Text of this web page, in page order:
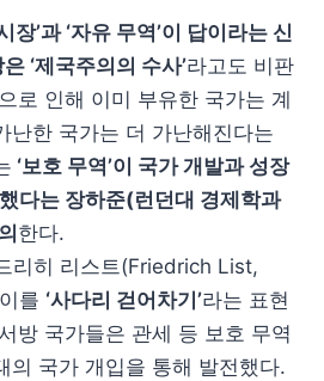
장’과 ‘자유 무역’이 답이라는 신
‘제국주의의 수사’라고도 비판
로 인해 이미 부유한 국가는 계
난한 국가는 더 가난해진다는
‘보호 무역’이 국가 개발과 성장
다는 장하준(런던대 경제학과
한다.
리히 리스트(Friedrich List,
를 ‘사다리 걷어차기’라는 표현
방 국가들은 관세 등 보호 무역
의 국가 개입을 통해 발전했다.